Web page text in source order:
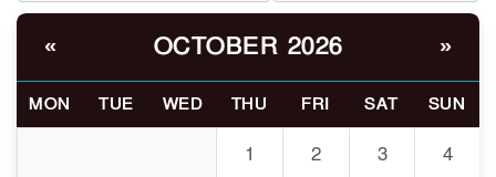
ভোরে ঝিনাইদহ সীমান্তে জটলা
দেখে বিএসএফের রাবার বুলেট,
চুয়াডাঙ্গা/ প্রথম স্ত্রীকে নিয়ে
মালয়েশিয়ায়, দ্বিতীয় স্ত্রী
« OCTOBER 2026 »
MON TUE WED THU FRI SAT SUN
1 2 3 4